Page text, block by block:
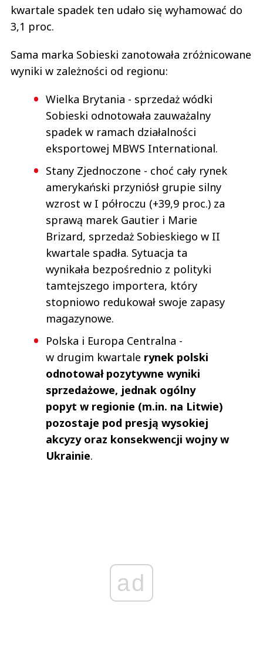
kwartale spadek ten udało się wyhamować do
3,1 proc.
Sama marka Sobieski zanotowała zróżnicowane
wyniki w zależności od regionu:
Wielka Brytania - sprzedaż wódki
Sobieski odnotowała zauważalny
spadek w ramach działalności
eksportowej MBWS International.
Stany Zjednoczone - choć cały rynek
amerykański przyniósł grupie silny
wzrost w I półroczu (+39,9 proc.) za
sprawą marek Gautier i Marie
Brizard, sprzedaż Sobieskiego w II
kwartale spadła. Sytuacja ta
wynikała bezpośrednio z polityki
tamtejszego importera, który
stopniowo redukował swoje zapasy
magazynowe.
Polska i Europa Centralna -
w drugim kwartale rynek polski
odnotował pozytywne wyniki
sprzedażowe, jednak ogólny
popyt w regionie (m.in. na Litwie)
pozostaje pod presją wysokiej
akcyzy oraz konsekwencji wojny w
Ukrainie.
ad